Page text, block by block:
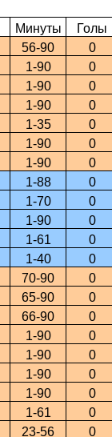
Минуты Голы
56-90 0
1-90 0
1-90 0
1-90 0
1-35 0
1-90 0
1-90 0
1-88 0
1-70 0
1-90 0
1-61 0
1-40 0
70-90 0
65-90 0
66-90 0
1-90 0
1-90 0
1-90 0
1-90 0
1-61 0
23-56 0